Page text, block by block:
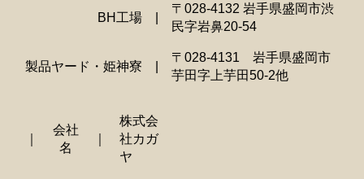
BH工場
〒028-4132 岩手県盛岡市渋
民字岩鼻20-54
製品ヤード・姫神寮
〒028-4131 岩手県盛岡市
芋田字上芋田50-2他
会社
名
株式会
社カガ
ヤ